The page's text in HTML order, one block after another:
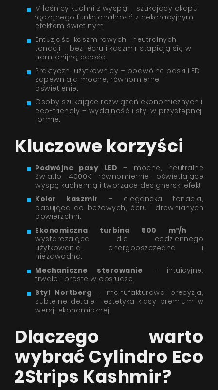
Miłośnicy kuchni z wyspą – szukający okapu
łączącego funkcjonalność z dekoracyjnym
efektem świetlnym.
Entuzjaści kaszmirowych i neutralnych
tonacji – beż, écru i kaszmir stapiają się w
harmonijną całość.
Praktyczni użytkownicy – podwójne paski LED
zapewniają mocne, równomierne
oświetlenie.
Osoby szukające rozwiązań ekonomicznych i
eco-friendly – wydajność i styl w przystępnej
formie.
Kluczowe korzyści
Podwójne pasy LED – mocne, neutralne
światło 4000K równomiernie oświetlające
wyspę kuchenną i tworzące designerski efekt.
Kolor kaszmir – elegancka tonacja,
pasująca do beżowych, écru i drewnianych
powierzchni.
Ekonomiczna turbina 500 m³/h –
wystarczająca dla codziennego
użytkowania, energooszczędna i
niezawodna.
Mechaniczne sterowanie – intuicyjne,
trwałe i proste w obsłudze.
Styl Nortberg – manufakturowa precyzja,
subtelne detale i estetyka klasy premium w
wersji ekonomicznej.
Dlaczego warto
wybrać Cylindro Eco
2Strips Kashmir?